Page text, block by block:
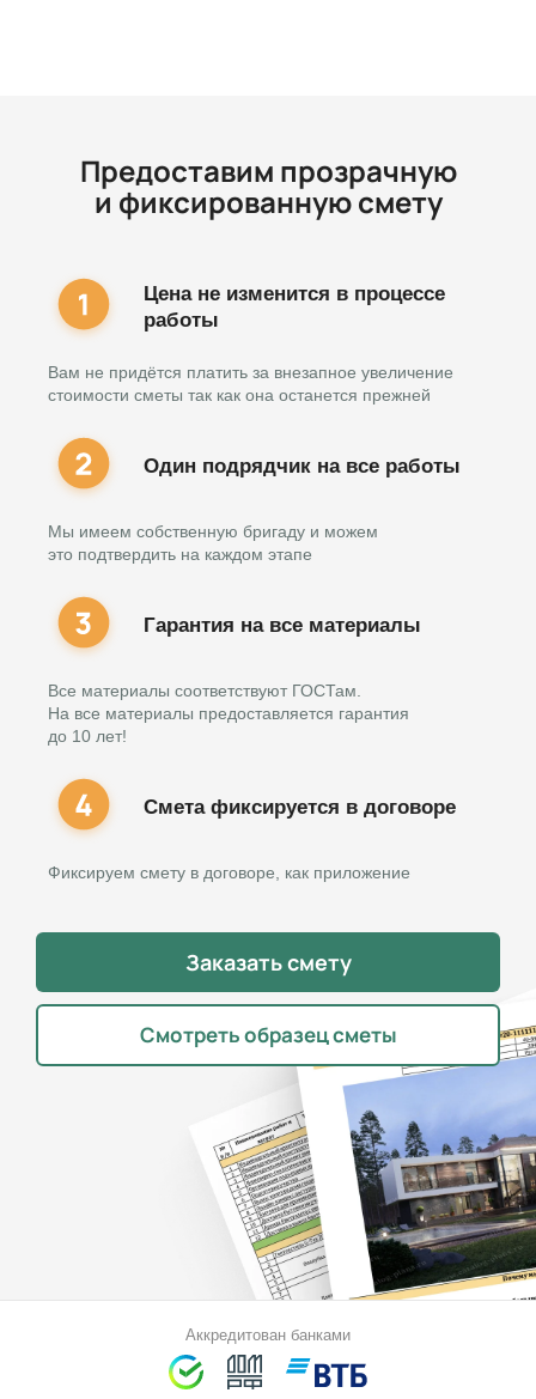
Предоставим прозрачную
и фиксированную смету
Цена не изменится в процессе
работы
Вам не придётся платить за внезапное увеличение
стоимости сметы так как она останется прежней
Один подрядчик на все работы
Мы имеем собственную бригаду и можем
это подтвердить на каждом этапе
Гарантия на все материалы
Все материалы соответствуют ГОСТам.
На все материалы предоставляется гарантия
до 10 лет!
Смета фиксируется в договоре
Фиксируем смету в договоре, как приложение
Заказать смету
Смотреть образец сметы
Аккредитован банками